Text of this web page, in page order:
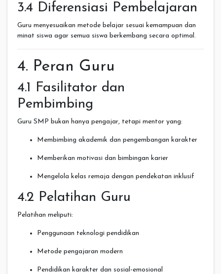
3.4 Diferensiasi Pembelajaran
Guru menyesuaikan metode belajar sesuai kemampuan dan
minat siswa agar semua siswa berkembang secara optimal.
4. Peran Guru
4.1 Fasilitator dan
Pembimbing
Guru SMP bukan hanya pengajar, tetapi mentor yang:
Membimbing akademik dan pengembangan karakter
Memberikan motivasi dan bimbingan karier
Mengelola kelas remaja dengan pendekatan inklusif
4.2 Pelatihan Guru
Pelatihan meliputi:
Penggunaan teknologi pendidikan
Metode pengajaran modern
Pendidikan karakter dan sosial-emosional